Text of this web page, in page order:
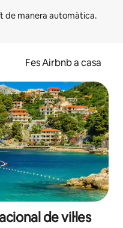
Fes Airbnb a casa
de vil·les